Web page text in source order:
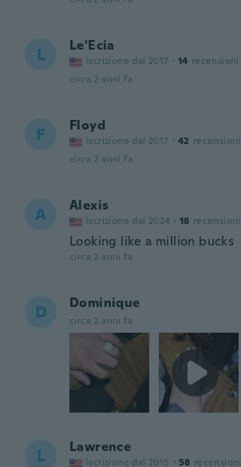
L Le'Ecia
Iscrizione dal 2017 · 14 recensioni
circa 2 anni fa
F Floyd
Iscrizione dal 2017 · 42 recensioni
circa 2 anni fa
A Alexis
Iscrizione dal 2024 · 18 recensioni
Looking like a million bucks
circa 2 anni fa
D Dominique
circa 2 anni fa
L Lawrence
Iscrizione dal 2015 · 58 recensioni